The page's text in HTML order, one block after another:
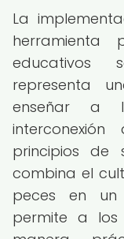
La
herramienta
educativos
representa
enseñar a
principios de
combina el
peces en un
permite a los